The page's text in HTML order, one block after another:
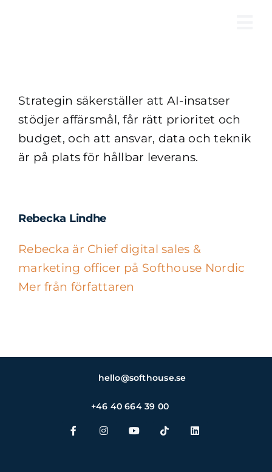
Strategin säkerställer att AI-insatser
stödjer affärsmål, får rätt prioritet och
budget, och att ansvar, data och teknik
är på plats för hållbar leverans.
Rebecka Lindhe
Rebecka är Chief digital sales &
marketing officer på Softhouse Nordic
Mer från författaren
hello@softhouse.se
+46 40 664 39 00